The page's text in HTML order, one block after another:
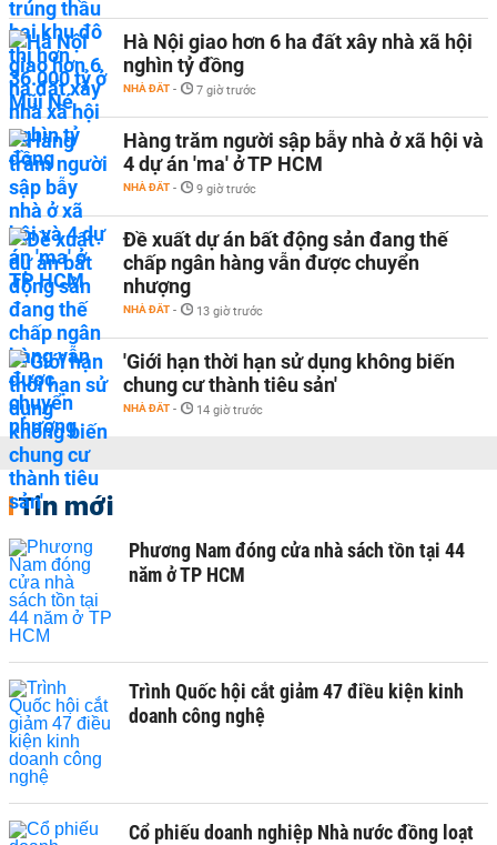
Hà Nội giao hơn 6 ha đất xây nhà xã hội
nghìn tỷ đồng
NHÀ ĐẤT - 7 giờ trước
Hàng trăm người sập bẫy nhà ở xã hội và
4 dự án 'ma' ở TP HCM
NHÀ ĐẤT - 9 giờ trước
Đề xuất dự án bất động sản đang thế
chấp ngân hàng vẫn được chuyển
nhượng
NHÀ ĐẤT - 13 giờ trước
'Giới hạn thời hạn sử dụng không biến
chung cư thành tiêu sản'
NHÀ ĐẤT - 14 giờ trước
Tin mới
Phương Nam đóng cửa nhà sách tồn tại 44
năm ở TP HCM
Trình Quốc hội cắt giảm 47 điều kiện kinh
doanh công nghệ
Cổ phiếu doanh nghiệp Nhà nước đồng loạt